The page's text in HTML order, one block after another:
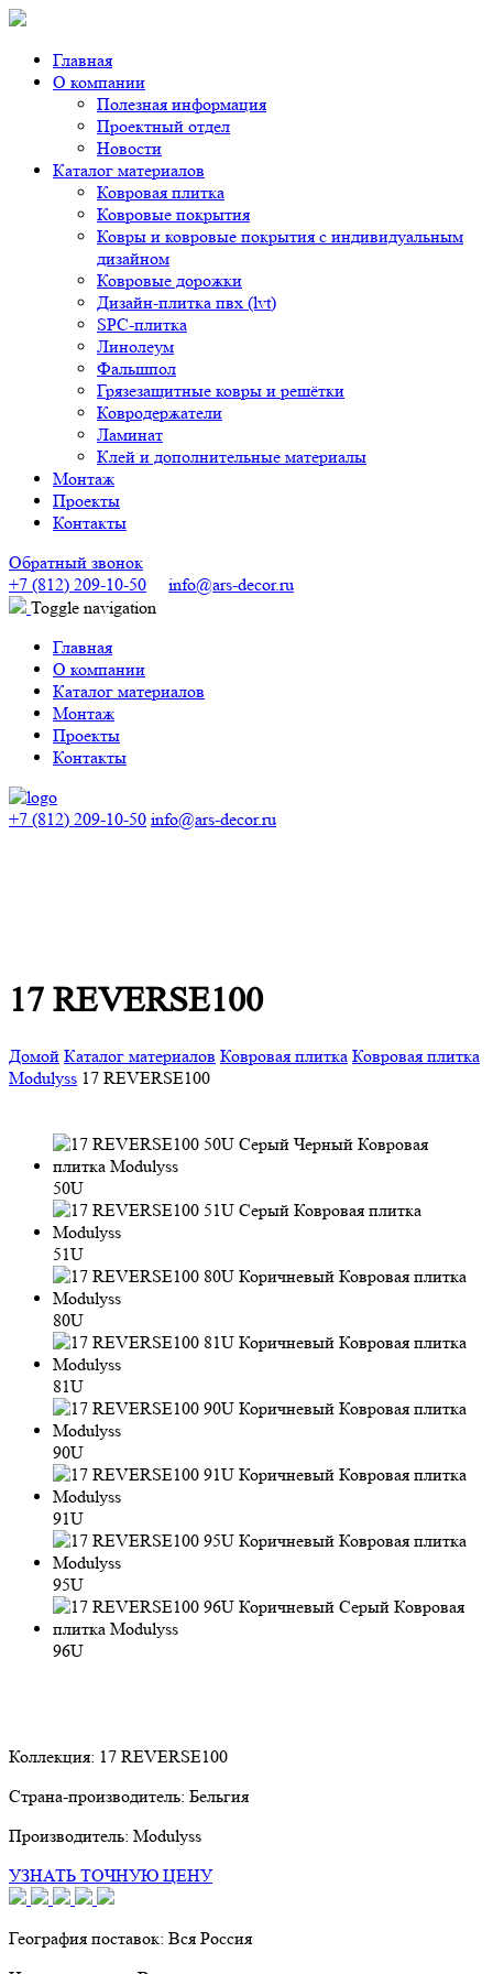
Главная
О компании
Полезная информация
Проектный отдел
Новости
Каталог материалов
Ковровая плитка
Ковровые покрытия
Ковры и ковровые покрытия с индивидуальным
дизайном
Ковровые дорожки
Дизайн-плитка пвх (lvt)
SPC-плитка
Линолеум
Фальшпол
Грязезащитные ковры и решётки
Ковродержатели
Ламинат
Клей и дополнительные материалы
Монтаж
Проекты
Контакты
Обратный звонок
+7 (812) 209-10-50
info@ars-decor.ru
Toggle navigation
Главная
О компании
Каталог материалов
Монтаж
Проекты
Контакты
+7 (812) 209-10-50 info@ars-decor.ru
17 REVERSE100
Домой Каталог материалов Ковровая плитка Ковровая плитка
Modulyss 17 REVERSE100
50U
51U
80U
81U
90U
91U
95U
96U
Коллекция: 17 REVERSE100
Страна-производитель: Бельгия
Производитель: Modulyss
УЗНАТЬ ТОЧНУЮ ЦЕНУ
География поставок: Вся Россия